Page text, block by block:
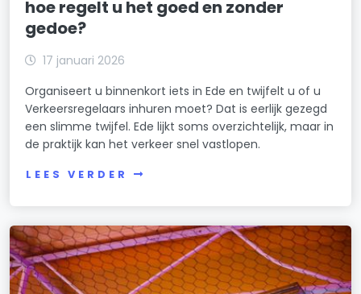
hoe regelt u het goed en zonder
gedoe?
17 januari 2026
Organiseert u binnenkort iets in Ede en twijfelt u of u
Verkeersregelaars inhuren moet? Dat is eerlijk gezegd
een slimme twijfel. Ede lijkt soms overzichtelijk, maar in
de praktijk kan het verkeer snel vastlopen.
LEES VERDER